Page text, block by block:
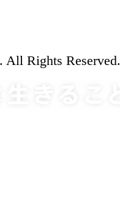
Rights Reserved.